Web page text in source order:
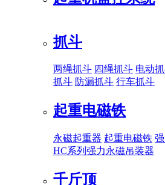
抓斗
两绳抓斗 四绳抓斗 电动
抓斗 防漏抓斗 行车抓斗
起重电磁铁
永磁起重器 起重电磁铁
HC系列强力永磁吊装器
千斤顶